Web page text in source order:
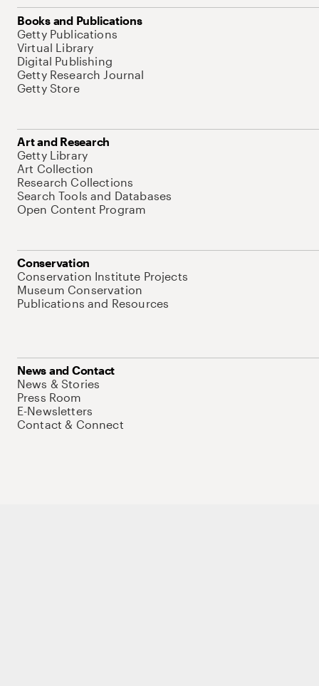
Books and Publications
Getty Publications
Virtual Library
Digital Publishing
Getty Research Journal
Getty Store
Art and Research
Getty Library
Art Collection
Research Collections
Search Tools and Databases
Open Content Program
Conservation
Conservation Institute Projects
Museum Conservation
Publications and Resources
News and Contact
News & Stories
Press Room
E-Newsletters
Contact & Connect